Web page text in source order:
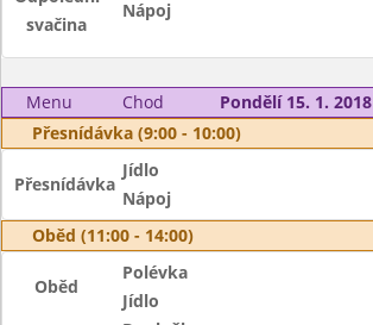
svačina
Nápoj
Menu Chod
Pondělí 15. 1. 2018
Přesnídávka (9:00 - 10:00)
Přesnídávka
Jídlo
Nápoj
Oběd (11:00 - 14:00)
Oběd
Polévka
Jídlo